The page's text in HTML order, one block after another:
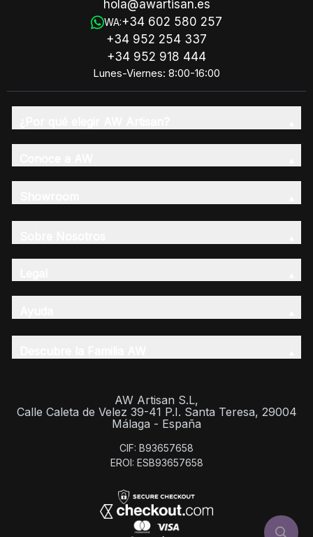
hola@awartisan.es
WA:+34 602 580 257
+34 952 254 337
+34 952 918 444
Lunes-Viernes: 8:00-16:00
AW Artisan S.L,
Calle Caleta de Velez 39-41 P.I. Santa Teresa, 29004
Málaga - España
CIF: B93657658
EROI: ESB93657658